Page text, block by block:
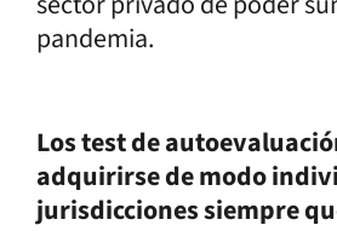
pandemia.
Los test de
adquirirse de modo
jurisdicciones siempre